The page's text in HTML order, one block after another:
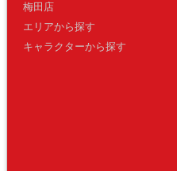
梅田店
エリアから探す
キャラクターから探す